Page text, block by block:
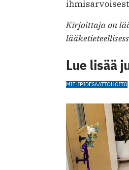
Kirjoittaja on
Lue lisää
MIELIPIDESAATTOHOITO